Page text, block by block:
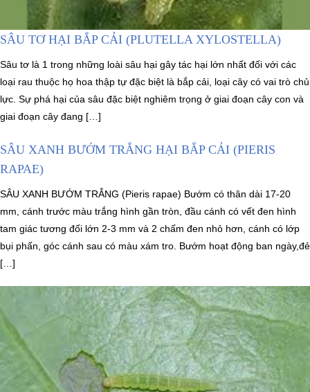
SÂU TƠ HẠI BẮP CẢI (PLUTELLA XYLOSTELLA)
Sâu tơ là 1 trong những loài sâu hại gây tác hại lớn nhất đối với các
loại rau thuộc họ hoa thập tự đặc biệt là bắp cải, loại cây có vai trò chủ
lực. Sự phá hại của sâu đặc biệt nghiêm trọng ở giai đoạn cây con và
giai đoạn cây đang […]
SÂU XANH BƯỚM TRẮNG HẠI BẮP CẢI (PIERIS
RAPAE)
SÂU XANH BƯỚM TRẮNG (Pieris rapae) Bướm có thân dài 17-20
mm, cánh trước màu trắng hình gần tròn, đầu cánh có vết đen hình
tam giác tương đối lớn 2-3 mm và 2 chấm đen nhỏ hơn, cánh có lớp
bụi phấn, góc cánh sau có màu xám tro. Bướm hoạt động ban ngày,đẻ
[…]